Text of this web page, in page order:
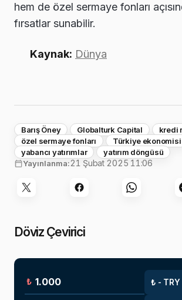
hem de özel sermaye fonları
fırsatlar sunabilir.
Kaynak: Dünya
Barış Öney Globalturk Capital
kredi
özel sermaye fonları
Türkiye ekonomisi
yabancı yatırımlar
yatırım döngüsü
Yayınlanma:21 Şubat 2025 11:06
Döviz Çevirici
₺